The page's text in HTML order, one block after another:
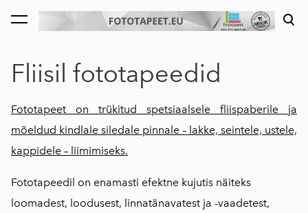
lisati ostukorvi. Vaata ostukorvi
Fliisil fototapeedid
Fototapeet on trükitud spetsiaalsele fliispaberile ja
mõeldud kindlale siledale pinnale – lakke, seintele, ustele,
kappidele – liimimiseks.
Fototapeedil on enamasti efektne kujutis näiteks
loomadest, loodusest, linnatänavatest ja -vaadetest,